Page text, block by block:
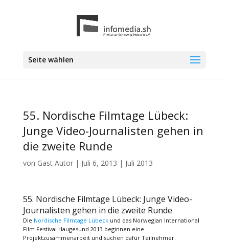
Seite wählen
55. Nordische Filmtage Lübeck:
Junge Video-Journalisten gehen in
die zweite Runde
von Gast Autor| Juli 6, 2013 | Juli 2013
55. Nordische Filmtage Lübeck: Junge Video-
Journalisten gehen in die zweite Runde
Die Nordische Filmtage Lübeckund das Norwegian International
Film Festival Haugesund 2013 beginnen eine
Projektzusammenarbeit und suchen dafür Teilnehmer.